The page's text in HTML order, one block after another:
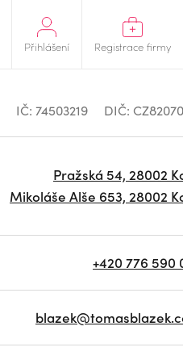
Přihlášení Registrace firmy
IČ: 74503219 DIČ:
Pražská 54, 28002
Mikoláše Alše 653, 28002
+420 776 590